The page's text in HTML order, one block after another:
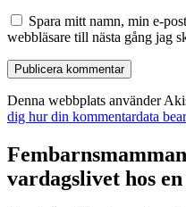
Spara mitt namn, min e-
webbläsare till nästa gång jag
Denna webbplats använder
dig hur din kommentardata
vardagslivet hos